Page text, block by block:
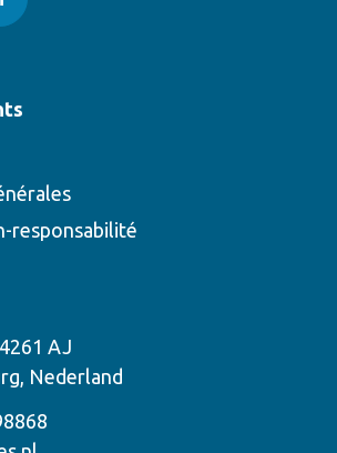
responsabilité
AJ
Nederland